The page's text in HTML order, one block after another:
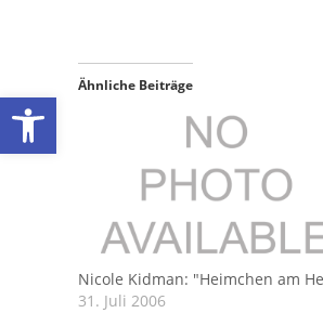
Werkzeugleiste
Ähnliche Beiträge
Nicole Kidman: "Heimchen am
31. Juli 2006